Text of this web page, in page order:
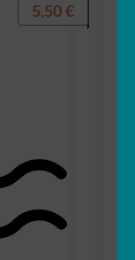
5,50 €